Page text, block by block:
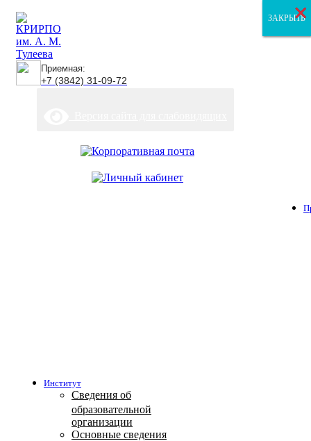
Приемная:
+7 (3842) 31-09-72
Институт
Сведения об
образовательной
организации
Основные сведения
ЗАКРЫТЬ
ЗАКРЫТЬ
ЗАКРЫТЬ
×
×
×